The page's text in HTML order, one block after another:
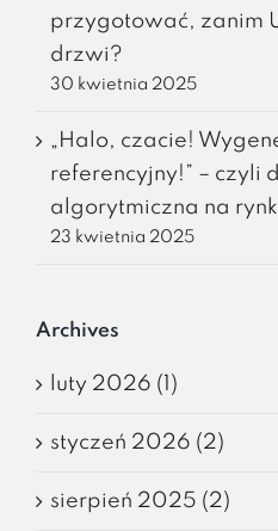
przygotować, zanim
drzwi?
30 kwietnia 2025
„Halo, czacie!
referencyjny!” – czyli
algorytmiczna na
23 kwietnia 2025
Archives
luty 2026 (1)
styczeń 2026 (2)
sierpień 2025 (2)